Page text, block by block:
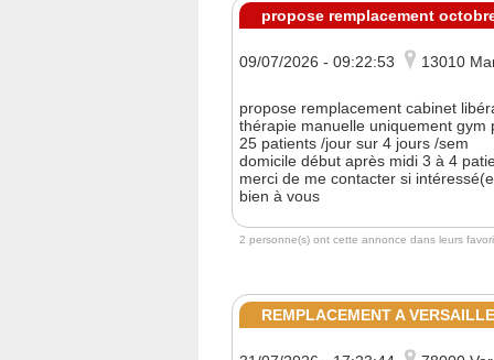
propose remplacement
09/07/2026 - 09:22:53 13010
propose remplacement cabinet
thérapie manuelle uniquement gym
25 patients /jour sur 4 jours /sem
domicile début après midi 3 à 4
merci de me contacter si
bien à vous
2 personne(s) ont cette annonce dans leurs
REMPLACEMENT A